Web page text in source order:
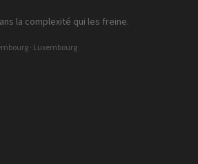
la complexité qui les freine.
· Luxembourg